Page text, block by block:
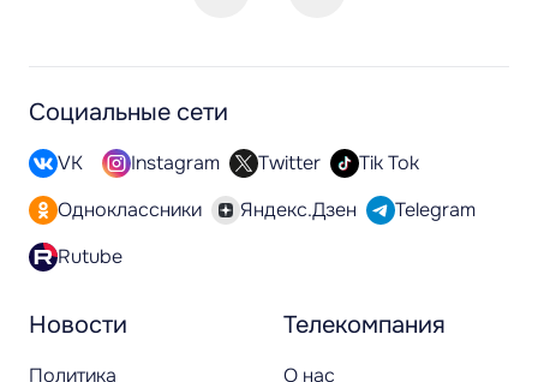
Новости
Политика
Телекомпания
О нас
Социальные сети
VK Instagram Twitter
Tik Tok
Одноклассники
Яндекс.Дзен
Telegram
Rutube